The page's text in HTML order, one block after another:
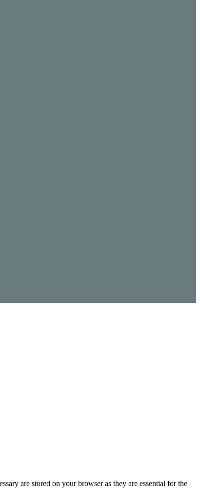
are stored on your browser as they are essential for the